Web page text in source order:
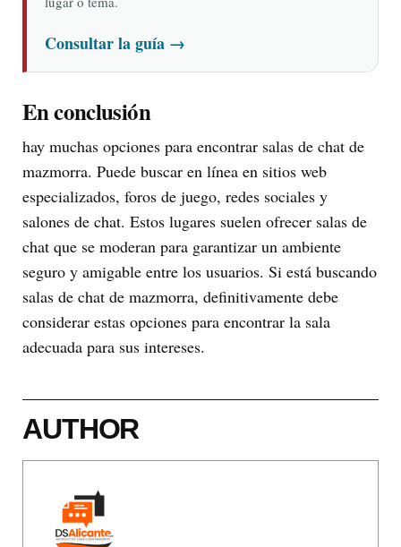
Consultar la guía →
En conclusión
hay muchas opciones para encontrar salas de chat de
mazmorra. Puede buscar en línea en sitios web
especializados, foros de juego, redes sociales y
salones de chat. Estos lugares suelen ofrecer salas de
chat que se moderan para garantizar un ambiente
seguro y amigable entre los usuarios. Si está buscando
salas de chat de mazmorra, definitivamente debe
considerar estas opciones para encontrar la sala
adecuada para sus intereses.
AUTHOR